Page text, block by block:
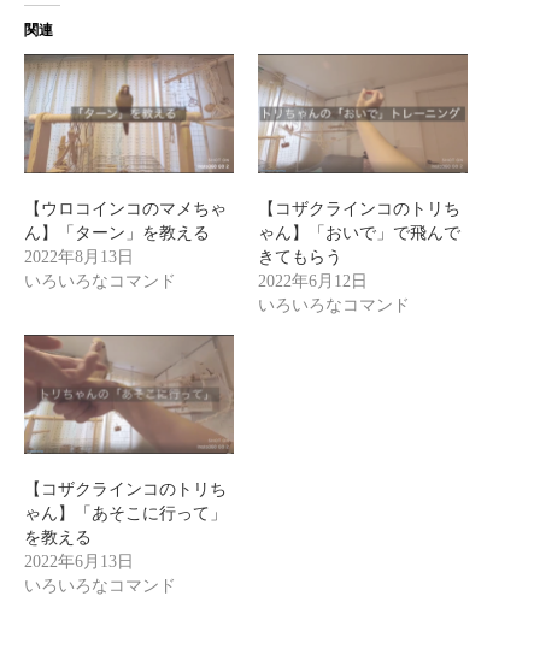
関連
【ウロコインコのマメちゃ
ん】「ターン」を教える
2022年8月13日
いろいろなコマンド
【コザクラインコのトリち
ゃん】「おいで」で飛んで
きてもらう
2022年6月12日
いろいろなコマンド
【コザクラインコのトリち
ゃん】「あそこに行って」
を教える
2022年6月13日
いろいろなコマンド